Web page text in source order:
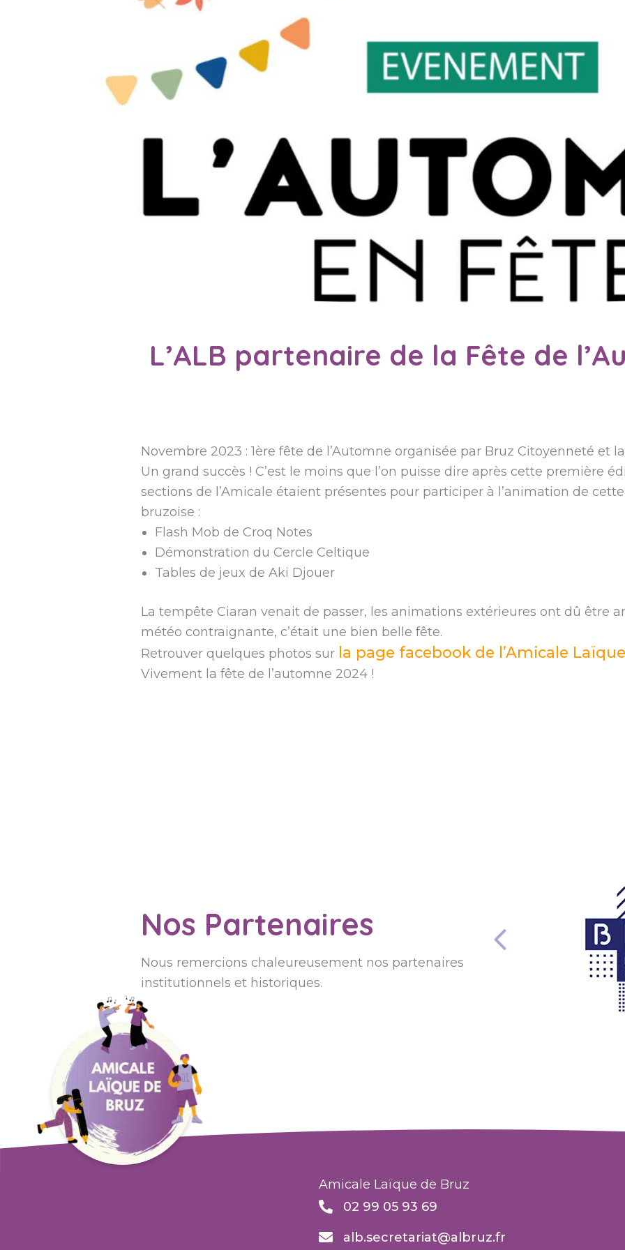
L’ALB partenaire de la Fête de
Novembre 2023 : 1ère fête de l’Automne organisée par Bruz Citoyenneté et
Un grand succès ! C’est le moins que l’on puisse dire après cette première
sections de l’Amicale étaient présentes pour participer à l’animation de
bruzoise :
Flash Mob de Croq Notes
Démonstration du Cercle Celtique
Tables de jeux de Aki Djouer
La tempête Ciaran venait de passer, les animations extérieures ont dû être
météo contraignante, c’était une bien belle fête.
Retrouver quelques photos sur la page facebook de l’Amicale Laïque
Vivement la fête de l’automne 2024 !
Nos Partenaires
Nous remercions chaleureusement nos partenaires
institutionnels et historiques.
Amicale Laïque de Bruz
02 99 05 93 69
alb.secretariat@albruz.fr